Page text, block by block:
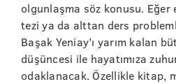
olgunlaşma söz konusu. Eğer
tezi ya da alttan ders
Başak Yeniay’ı yarım kalan
düşüncesi ile hayatımıza
odaklanacak. Özellikle kitap,